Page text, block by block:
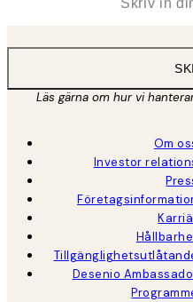
Läs gärna om hur vi
Om
Investor
Desenio